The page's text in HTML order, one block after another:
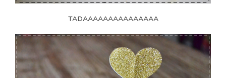
TADAAAAAAAAAAAAAAA